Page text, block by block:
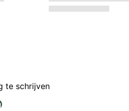
te schrijven